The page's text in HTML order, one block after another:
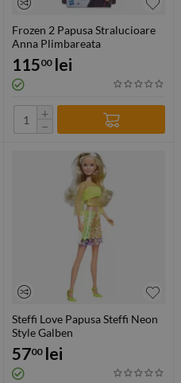
Frozen 2 Papusa Stralucioare
Anna Plimbareata
11500 lei
+
−
Steffi Love Papusa Steffi Neon
Style Galben
5700 lei